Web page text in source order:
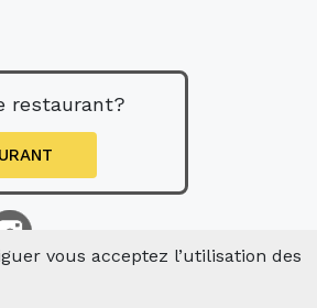
restaurant?
vous acceptez l’utilisation des